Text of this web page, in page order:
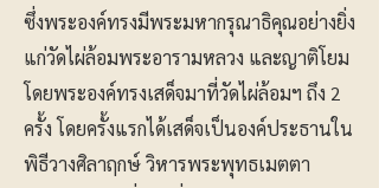
ซึ่งพระองค์ทรงมีพระมหากรุณาธิคุณอย่างยิ่ง
แก่วัดไผ่ล้อมพระอารามหลวง และญาติโยม
โดยพระองค์ทรงเสด็จมาที่วัดไผ่ล้อมฯ ถึง 2
ครั้ง โดยครั้งแรกได้เสด็จเป็นองค์ประธานใน
พิธีวางศิลาฤกษ์ วิหารพระพุทธเมตตา